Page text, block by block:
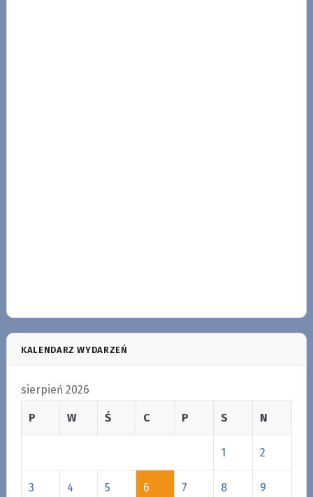
KALENDARZ WYDARZEŃ
sierpień 2026
P W Ś C P S N
1 2
3 4 5 6 7 8 9